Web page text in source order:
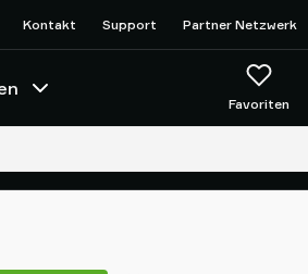
Kontakt Support Partner Netzwerk
Favoriten